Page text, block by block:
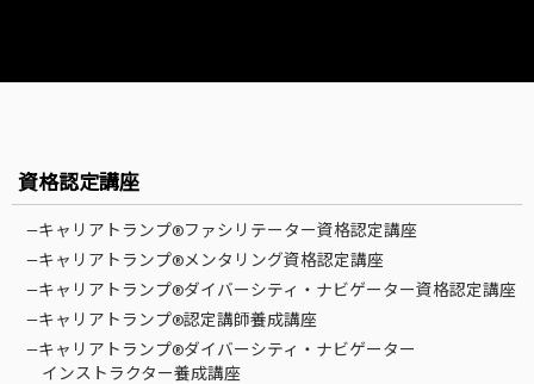
資格認定講座
—キャリアトランプ®ファシリテーター資格認定講座
—キャリアトランプ®メンタリング資格認定講座
—キャリアトランプ®ダイバーシティ・ナビゲーター資格認定講座
—キャリアトランプ®認定講師養成講座
—キャリアトランプ®ダイバーシティ・ナビゲーター
インストラクター養成講座